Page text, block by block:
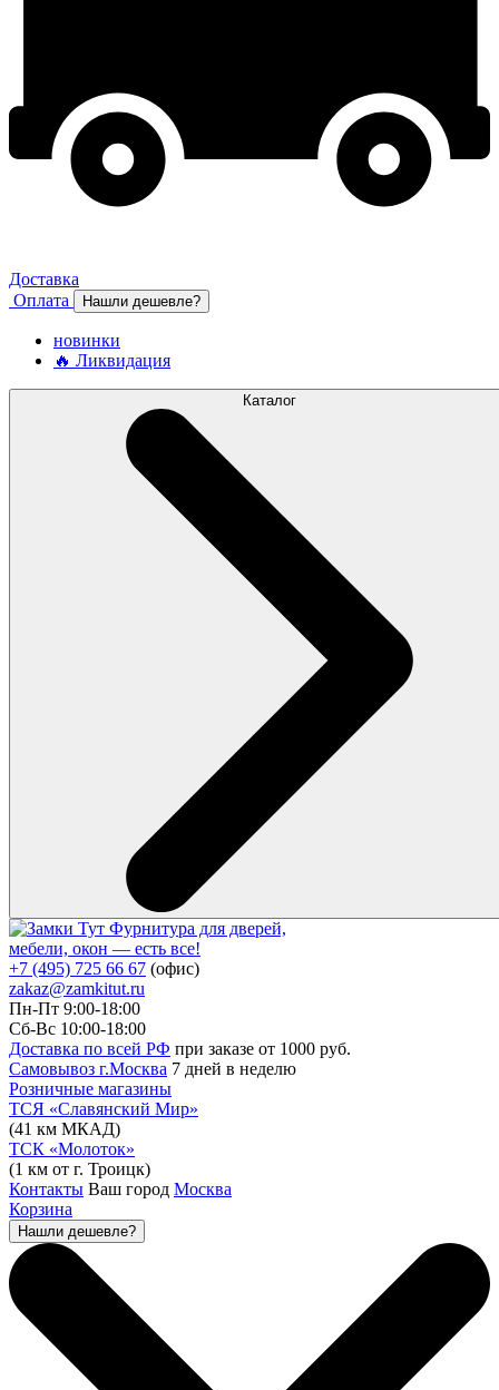
Доставка
Оплата
Нашли дешевле?
новинки
🔥 Ликвидация
Каталог
Фурнитура для дверей,
мебели, окон — есть все!
+7 (495) 725 66 67 (офис)
zakaz@zamkitut.ru
Пн-Пт 9:00-18:00
Сб-Вс 10:00-18:00
Доставка по всей РФ при заказе от 1000 руб.
Самовывоз г.Москва 7 дней в неделю
Розничные магазины
ТСЯ «Славянский Мир»
(41 км МКАД)
ТСК «Молоток»
(1 км от г. Троицк)
Контакты Ваш город Москва
Корзина
Нашли дешевле?